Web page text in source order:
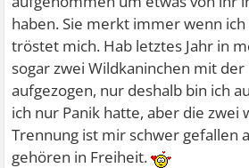
haben. Sie merkt immer wenn
tröstet mich. Hab letztes Jahr in
sogar zwei Wildkaninchen mit der
aufgezogen, nur deshalb bin ich
ich nur Panik hatte, aber die zwei
Trennung ist mir schwer gefallen
gehören in Freiheit.